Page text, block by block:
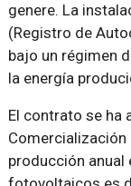
genere. La
(Registro de
bajo un régimen
la energía
El contrato se ha
Comercialización
producción anual